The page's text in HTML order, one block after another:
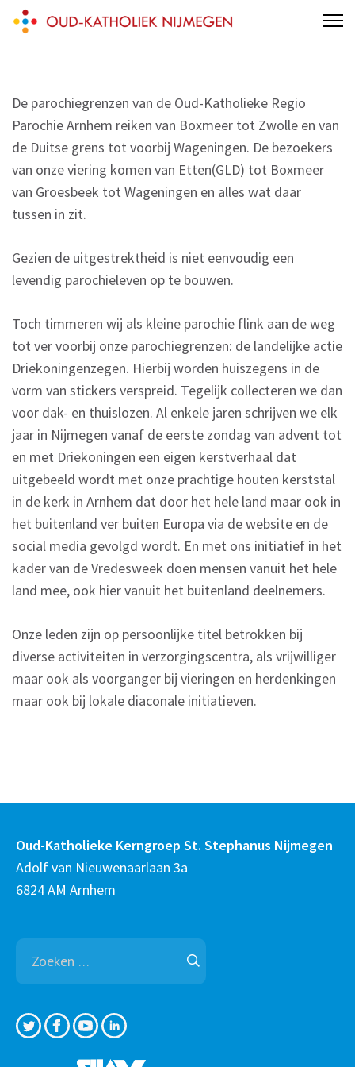
Skip
Enter)
Oud-Katholiek Nijmegen
Inclusief mét jou!
De parochiegrenzen van de Oud-Katholieke Regio
Parochie Arnhem reiken van Boxmeer tot Zwolle en van
de Duitse grens tot voorbij Wageningen. De bezoekers
van onze viering komen van Etten(GLD) tot Boxmeer
van Groesbeek tot Wageningen en alles wat daar
tussen in zit.
Gezien de uitgestrektheid is niet eenvoudig een
levendig parochieleven op te bouwen.
Toch timmeren wij als kleine parochie flink aan de weg
tot ver voorbij onze parochiegrenzen: de landelijke actie
Driekoningenzegen. Hierbij worden huiszegens in de
vorm van stickers verspreid. Tegelijk collecteren we dan
voor dak- en thuislozen. Al enkele jaren schrijven we elk
jaar in Nijmegen vanaf de eerste zondag van advent tot
en met Driekoningen een eigen kerstverhaal dat
uitgebeeld wordt met onze prachtige houten kerststal
in de kerk in Arnhem dat door het hele land maar ook in
het buitenland ver buiten Europa via de website en de
social media gevolgd wordt. En met ons initiatief in het
kader van de Vredesweek doen mensen vanuit het hele
land mee, ook hier vanuit het buitenland deelnemers.
Onze leden zijn op persoonlijke titel betrokken bij
diverse activiteiten in verzorgingscentra, als vrijwilliger
maar ook als voorganger bij vieringen en herdenkingen
maar ook bij lokale diaconale initiatieven.
Oud-Katholieke Kerngroep St. Stephanus Nijmegen
Adolf van Nieuwenaarlaan 3a
6824 AM Arnhem
Zoeken
naar: